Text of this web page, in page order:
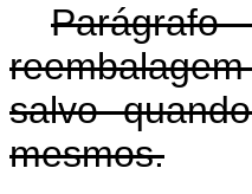
salvo
mesmos.